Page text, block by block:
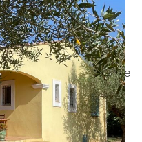
VIAGER OCCUPÉavec
au profit d’une
le vendeur continue
son décès ou la
ci.
d’énergie pour